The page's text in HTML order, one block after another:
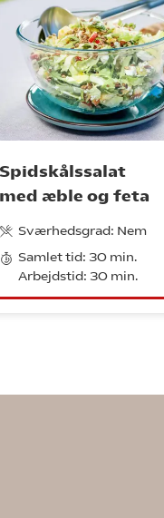
Spidskålssalat
med æble og feta
Sværhedsgrad: Nem
Samlet tid: 30 min.
Arbejdstid: 30 min.